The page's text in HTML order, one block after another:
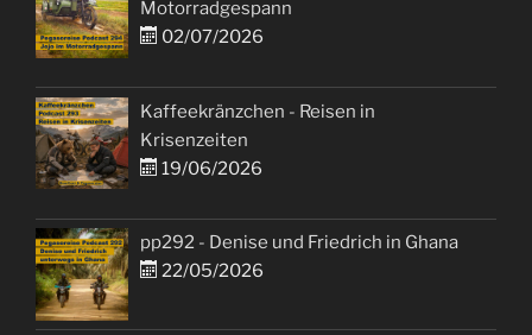
Motorradgespann
02/07/2026
Kaffeekränzchen - Reisen in
Krisenzeiten
19/06/2026
pp292 - Denise und Friedrich in Ghana
22/05/2026